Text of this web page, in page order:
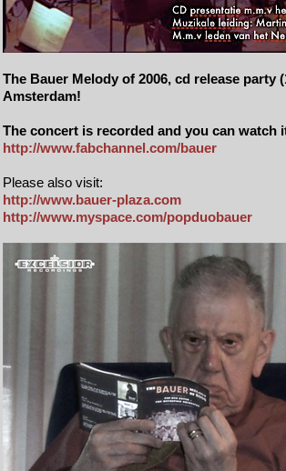
The Bauer Melody of 2006, cd release party
Amsterdam!
The concert is recorded and you can watch
http://www.fabchannel.com/bauer
Please also visit:
http://www.bauer-plaza.com
http://www.myspace.com/popduobauer